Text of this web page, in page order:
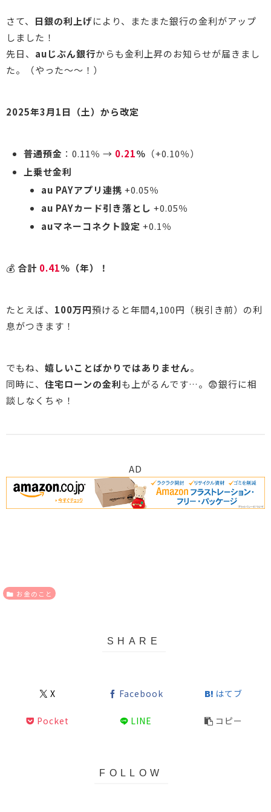
さて、 日銀の利上げにより、またまた銀行の金利がアップ
しました！
先日、 auじぶん銀行からも金利上昇のお知らせが届きまし
た。（やった～～！）
2025年3月1日（土）から改定
普通預金 ：0.11％ → 0.21％ （+0.10％）
上乗せ金利
au PAYアプリ連携 +0.05％
au PAYカード引き落とし +0.05％
auマネーコネクト設定 +0.1％
💰 合計 0.41％（年）！
たとえば、 100万円預けると年間4,100円（税引き前）の利
息がつきます！
でもね、 嬉しいことばかりではありません。
同時に、 住宅ローンの金利も上がるんです…。😨銀行に相
談しなくちゃ！
AD
お金のこと
X Facebook はてブ
Pocket LINE コピー